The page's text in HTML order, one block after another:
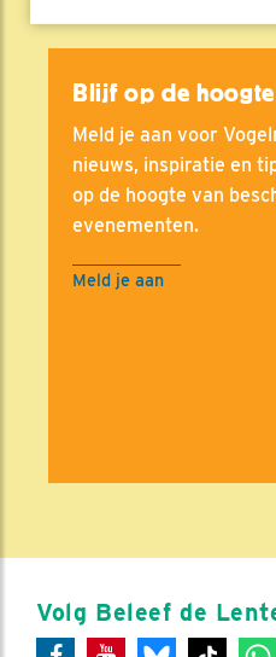
Blijf op de hoogte
Meld je aan voor
nieuws, inspiratie en
op de hoogte van
evenementen.
Meld je aan
Volg Beleef de